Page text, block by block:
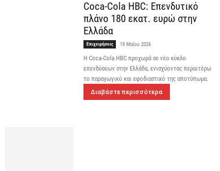
Coca-Cola HBC: Επενδυτικό
πλάνο 180 εκατ. ευρώ στην
Ελλάδα
Επιχειρήσεις 19 Μαΐου 2026
Η Coca-Cola HBC προχωρά σε νέο κύκλο
επενδύσεων στην Ελλάδα, ενισχύοντας περαιτέρω
το παραγωγικό και εφοδιαστικό της αποτύπωμα.
Διαβάστε περισσότερα